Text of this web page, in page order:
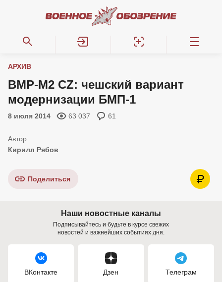
АРХИВ
BMP-M2 CZ: чешский вариант
модернизации БМП-1
8 июля 2014 63 037 61
Кирилл Рябов
Поделиться
Наши новостные каналы
Подписывайтесь и будьте в курсе свежих
новостей и важнейших событиях дня.
ВКонтакте Дзен Телеграм